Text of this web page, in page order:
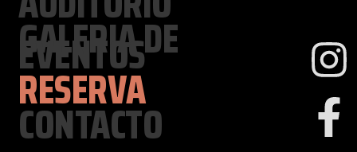
GALERIA DE
EVENTOS
RESERVA
CONTACTO